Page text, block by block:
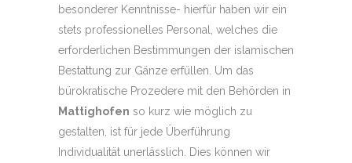
besonderer Kenntnisse- hierfür haben wir ein
stets professionelles Personal, welches die
erforderlichen Bestimmungen der islamischen
Bestattung zur Gänze erfüllen. Um das
bürokratische Prozedere mit den Behörden in
Mattighofen so kurz wie möglich zu
gestalten, ist für jede Überführung
Individualität unerlässlich. Dies können wir